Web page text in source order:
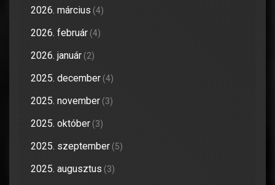
2026. március (4)
2026. február (4)
2026. január (2)
2025. december (4)
2025. november (3)
2025. október (3)
2025. szeptember (5)
2025. augusztus (3)